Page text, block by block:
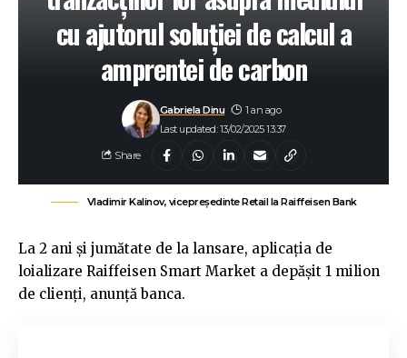
cu ajutorul soluției de calcul a
amprentei de carbon
Last updated: 13/02/2025 13:37
Gabriela Dinu 1 an ago
Share
Vladimir Kalinov, vicepreședinte Retail la Raiffeisen Bank
La 2 ani și jumătate de la lansare, aplicația de
loializare Raiffeisen Smart Market a depășit 1 milion
de clienți, anunţă banca.